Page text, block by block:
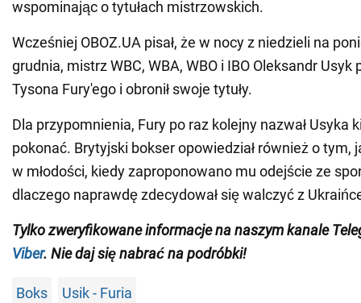
wspominając o tytułach mistrzowskich.
Wcześniej OBOZ.UA pisał, że w nocy z niedzieli na
grudnia, mistrz WBC, WBA, WBO i IBO Oleksandr Usyk
Tysona Fury'ego i obronił swoje tytuły.
Dla przypomnienia, Fury po raz kolejny nazwał Usyka
pokonać. Brytyjski bokser opowiedział również o tym,
w młodości, kiedy zaproponowano mu odejście ze
dlaczego naprawdę zdecydował się walczyć z
Tylkozweryfikowane informacje na naszym kanale
Viber. Nie daj się nabrać na podróbki!
Boks Usik - Furia